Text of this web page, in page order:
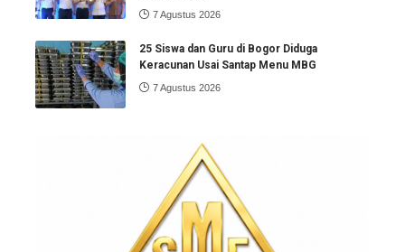
7 Agustus 2026
25 Siswa dan Guru di Bogor Diduga
Keracunan Usai Santap Menu MBG
7 Agustus 2026